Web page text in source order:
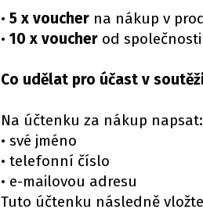
• 5 x voucher na nákup v
• 10 x voucher od
Co udělat pro účast v
Na účtenku za nákup napsat:
• své jméno
• telefonní číslo
• e-mailovou adresu
Tuto účtenku následně